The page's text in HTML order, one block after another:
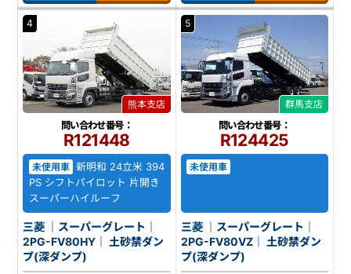
4
熊本支店
問い合わせ番号：
R121448
未使用車 新明和 24立米 394
PS シフトパイロット 片開き
スーパーハイルーフ
三菱 ｜スーパーグレート｜
2PG-FV80HY｜ 土砂禁ダン
プ(深ダンプ)
5
群馬支店
問い合わせ番号：
R124425
未使用車
三菱 ｜スーパーグレート｜
2PG-FV80VZ｜ 土砂禁ダン
プ(深ダンプ)